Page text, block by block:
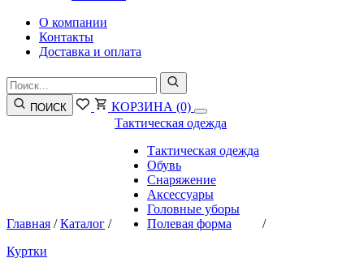
О компании
Контакты
Доставка и оплата
ПОИСК КОРЗИНА (0)
Главная /Каталог /
Тактическая одежда
Тактическая одежда
Обувь
Снаряжение
Аксессуары
Головные уборы
Полевая форма
/
Куртки